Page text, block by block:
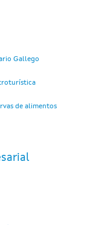
Gallego
de alimentos